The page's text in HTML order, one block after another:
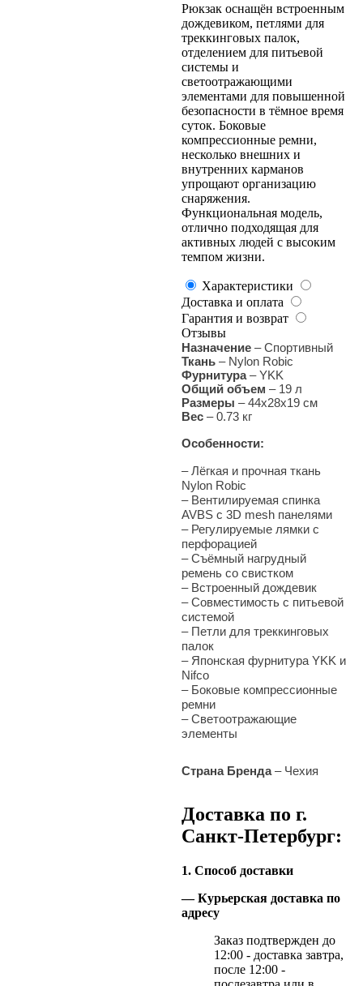
Рюкзак оснащён встроенным
дождевиком, петлями для
треккинговых палок,
отделением для питьевой
системы и
светоотражающими
элементами для повышенной
безопасности в тёмное время
суток. Боковые
компрессионные ремни,
несколько внешних и
внутренних карманов
упрощают организацию
снаряжения.
Функциональная модель,
отлично подходящая для
активных людей с высоким
темпом жизни.
Характеристики
Доставка и оплата
Гарантия и возврат
Отзывы
Назначение –Спортивный
Ткань – Nylon Robic
Фурнитура– YKK
Общий объем – 19 л
Размеры – 44х28х19 см
Вес – 0.73 кг
Особенности:
– Лёгкая и прочная ткань
Nylon Robic
– Вентилируемая спинка
AVBS с 3D mesh панелями
– Регулируемые лямки с
перфорацией
–Съёмный нагрудный
ремень со свистком
– Встроенный дождевик
–Совместимость с питьевой
системой
– Петли для треккинговых
палок
– Японская фурнитура YKK и
Nifco
– Боковые компрессионные
ремни
–Светоотражающие
элементы
Страна Бренда– Чехия
Доставка по г.
Санкт-Петербург:
1. Способ доставки
— Курьерская доставка по
адресу
Заказ подтвержден до
12:00 - доставка завтра,
после 12:00 -